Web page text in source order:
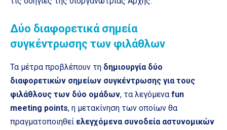
Δύο διαφορετικά σημεία
συγκέντρωσης των φιλάθλων
Τα μέτρα προβλέπουν τη δημιουργία δύο
διαφορετικών σημείων συγκέντρωσης για τους
φιλάθλους των δύο ομάδων, τα λεγόμεναfun
meeting points, η μετακίνηση των οποίων θα
πραγματοποιηθεί ελεγχόμενα συνοδεία αστυνομικών